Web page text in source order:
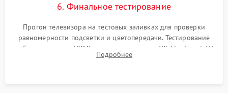
6. Финальное тестирование
Прогон телевизора на тестовых заливках для проверки
равномерности подсветки и цветопередачи. Тестирование
работы разъемов HDMI, динамиков, модуля Wi-Fi и Smart TV
в рабочем режиме в течение нескольких часов.
Подробнее